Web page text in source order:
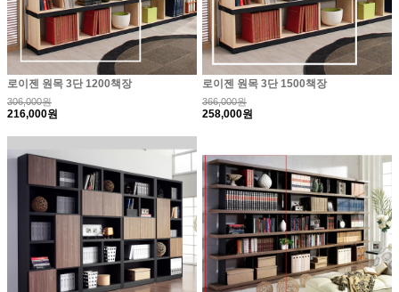
로이젠 원목 3단 1200책장
306,000원
216,000원
로이젠 원목 3단 1500책장
366,000원
258,000원